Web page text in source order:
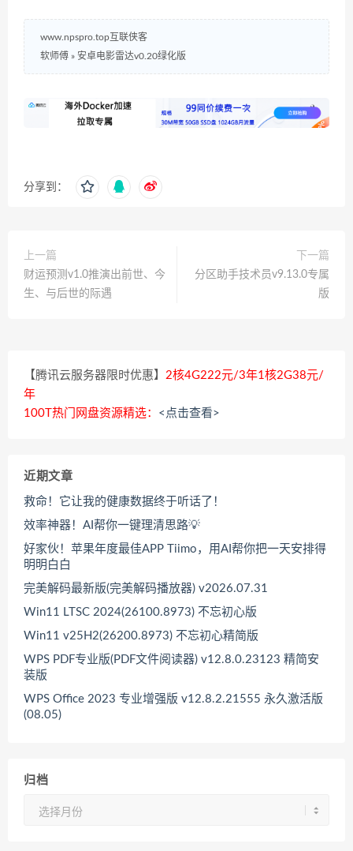
www.npspro.top互联侠客
软师傅 » 安卓电影雷达v0.20绿化版
分享到：
上一篇
财运预测v1.0推演出前世、今
生、与后世的际遇
下一篇
分区助手技术员v9.13.0专属
版
【腾讯云服务器限时优惠】 2核4G222元/3年1核2G38元/
年
100T热门网盘资源精选： <点击查看>
近期文章
救命！它让我的健康数据终于听话了！
效率神器！AI帮你一键理清思路💡
好家伙！苹果年度最佳APP Tiimo，用AI帮你把一天安排得
明明白白
完美解码最新版(完美解码播放器) v2026.07.31
Win11 LTSC 2024(26100.8973) 不忘初心版
Win11 v25H2(26200.8973) 不忘初心精简版
WPS PDF专业版(PDF文件阅读器) v12.8.0.23123 精简安
装版
WPS Office 2023 专业增强版 v12.8.2.21555 永久激活版
(08.05)
归档